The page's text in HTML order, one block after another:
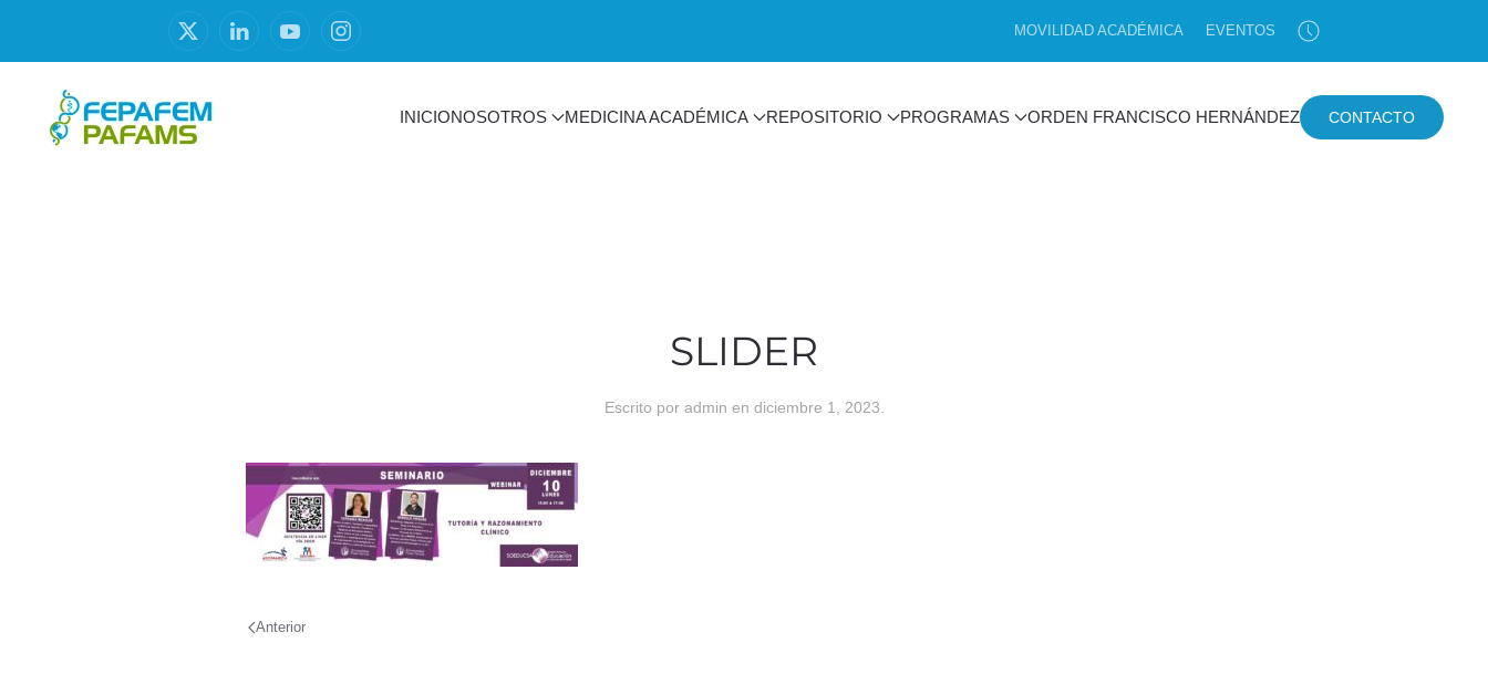
MOVILIDAD ACADÉMICA EVENTOS
INICIONOSOTROS MEDICINA ACADÉMICA REPOSITORIO PROGRAMAS ORDEN FRANCISCO HERNÁNDEZ CONTACTO
SLIDER
Escrito por admin en diciembre 1, 2023
Anterior